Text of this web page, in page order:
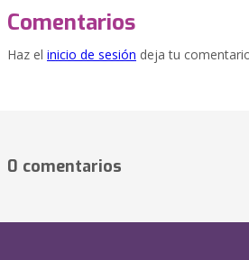
Comentarios
Haz el inicio de sesión deja tu
0 comentarios